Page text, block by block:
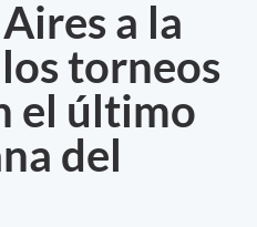
a la
torneos
el último
del